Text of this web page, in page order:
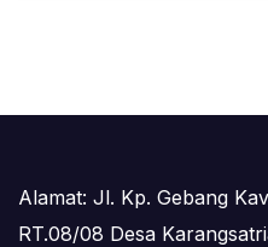
Alamat: Jl. Kp. Gebang
RT.08/08 Desa